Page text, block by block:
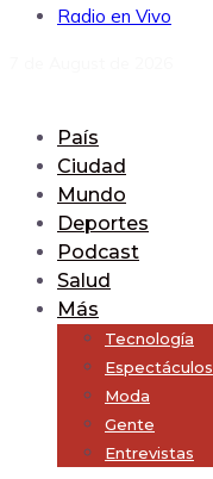
Radio en Vivo
País
Ciudad
Mundo
Deportes
Podcast
Salud
Más
Tecnología
Espectáculos
Moda
Gente
Entrevistas